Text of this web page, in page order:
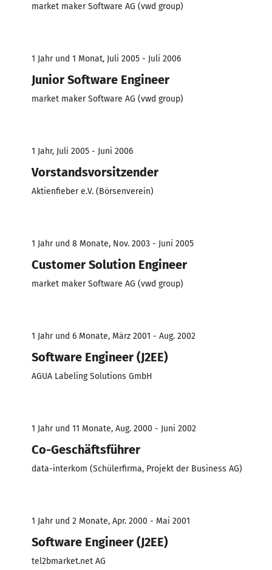
market maker Software AG (vwd group)
1 Jahr und 1 Monat, Juli 2005 - Juli 2006
Junior Software Engineer
market maker Software AG (vwd group)
1 Jahr, Juli 2005 - Juni 2006
Vorstandsvorsitzender
Aktienfieber e.V. (Börsenverein)
1 Jahr und 8 Monate, Nov. 2003 - Juni 2005
Customer Solution Engineer
market maker Software AG (vwd group)
1 Jahr und 6 Monate, März 2001 - Aug. 2002
Software Engineer (J2EE)
AGUA Labeling Solutions GmbH
1 Jahr und 11 Monate, Aug. 2000 - Juni 2002
Co-Geschäftsführer
data-interkom (Schülerfirma, Projekt der Business AG)
1 Jahr und 2 Monate, Apr. 2000 - Mai 2001
Software Engineer (J2EE)
tel2bmarket.net AG